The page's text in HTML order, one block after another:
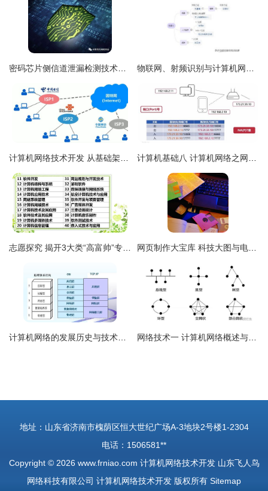
地址：山东省济南市槐荫区恒大世纪广场A-3地块2号楼1-2304
电话：1506581**
Copyright © 2026 www.frniao.com 计算机网络技术开发 山东飞人鸟
网络科技有限公司 计算机网络技术开发 版权所有 Sitemap